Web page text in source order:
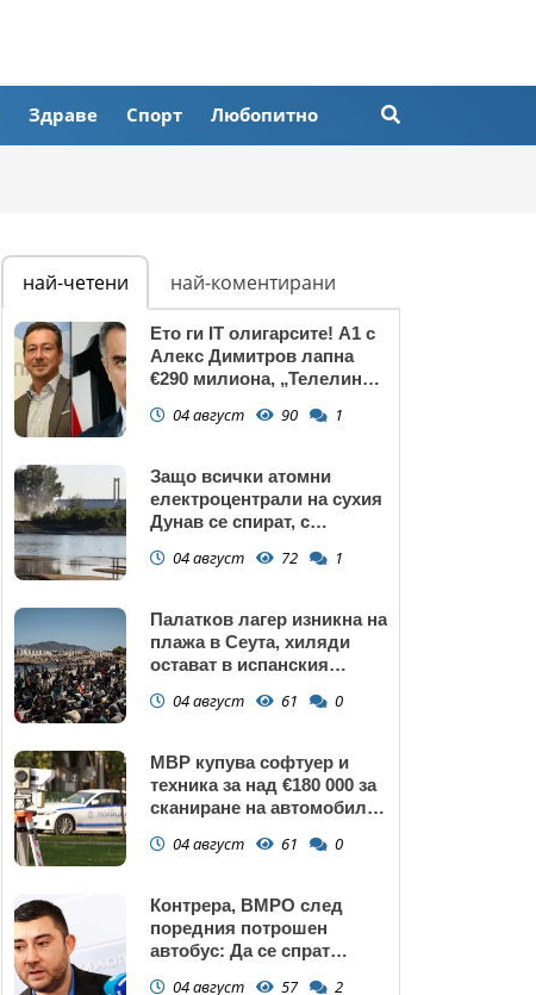
Здраве Спорт Любопитно
най-четени най-коментирани
Ето ги IT олигарсите! А1 с
Алекс Димитров лапна
€290 милиона, „Телелинк”
млн. евро БЕЗ
04 август 90 1
Защо всички атомни
електроцентрали на сухия
Дунав се спират, с
"Козлодуй"?
04 август 72 1
Палатков лагер изникна на
плажа в Сеута, хиляди
остават в испанския
04 август 61 0
МВР купува софтуер и
техника за над €180 000 за
сканиране на автомобили
04 август 61 0
Контрера, ВМРО след
поредния потрошен
автобус: Да се спрат
04 август 57 2